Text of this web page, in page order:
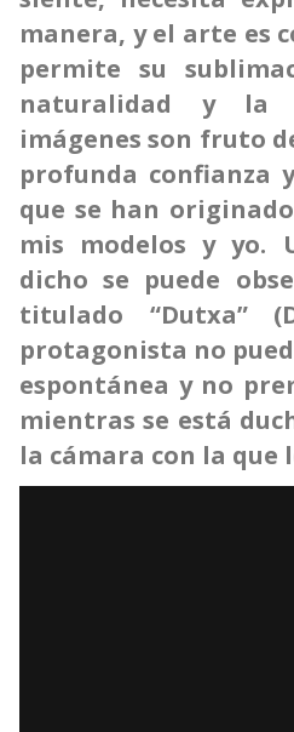
manera, y el arte es
permite su
naturalidad y la
imágenes son fruto
profunda confianza
que se han
mis modelos y yo.
dicho se puede
titulado “Dutxa”
protagonista no
espontánea y no
mientras se está
la cámara con la que